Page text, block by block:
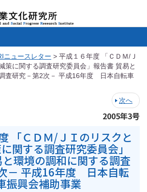
ニュースレター > 平成１６年度 「ＣＤＭ/Ｊ
策に関する調査研究委員会」報告書 貿易と
査研究－第2次－ 平成16年度 日本自転車
次へ
2005年3号
「ＣＤＭ/ＪＩのリスクと
関する調査研究委員会」
環境の調和に関する調査
－ 平成16年度 日本自転
振興会補助事業